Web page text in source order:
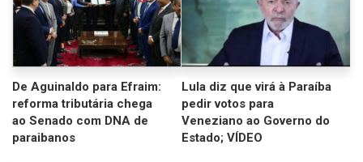
De Aguinaldo para Efraim:
reforma tributária chega
ao Senado com DNA de
paraibanos
Lula diz que virá à Paraíba
pedir votos para
Veneziano ao Governo do
Estado; VÍDEO